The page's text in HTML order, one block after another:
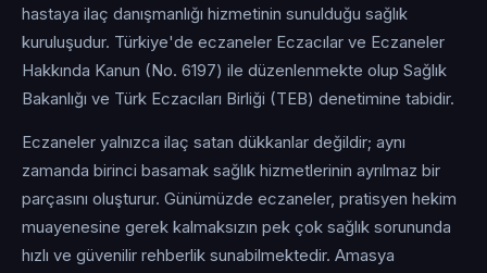
hastaya ilaç danışmanlığı hizmetinin sunulduğu sağlık
kuruluşudur. Türkiye'de eczaneler Eczacılar ve Eczaneler
Hakkında Kanun (No. 6197) ile düzenlenmekte olup Sağlık
Bakanlığı ve Türk Eczacıları Birliği (TEB) denetimine tabidir.
Eczaneler yalnızca ilaç satan dükkanlar değildir; aynı
zamanda birinci basamak sağlık hizmetlerinin ayrılmaz bir
parçasını oluşturur. Günümüzde eczaneler, pratisyen hekim
muayenesine gerek kalmaksızın pek çok sağlık sorununda
hızlı ve güvenilir rehberlik sunabilmektedir. Amasya